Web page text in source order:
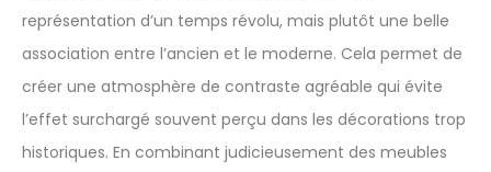
représentation d’un temps révolu, mais plutôt une belle
association entre l’ancien et le moderne. Cela permet de
créer une atmosphère de contraste agréable qui évite
l’effet surchargé souvent perçu dans les décorations trop
historiques. En combinant judicieusement des meubles